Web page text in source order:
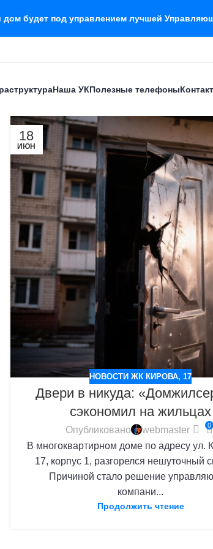
будет под управлением лучшей
Наша УКПолезные телефоны
18
ИЮН
НОВОСТИ ЖК КИРОВА, 17
Двери в никуда:
сэкономил на жильцах
Опубликовано webmaster 0
В многоквартирном доме по адресу ул.
17, корпус 1, разгорелся нешуточный
Причиной стало решение
компани...
Продолжить чтение